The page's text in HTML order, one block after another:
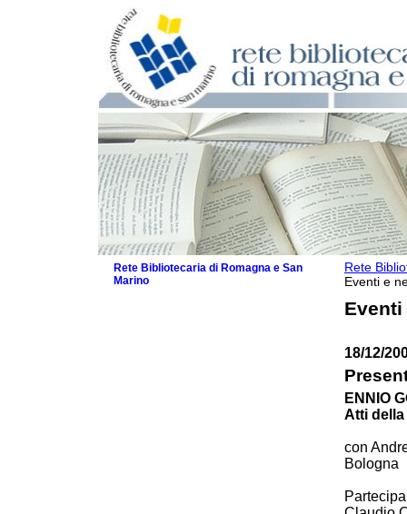
Rete
Eventi e
Eventi
18/12/
ENNIO
Atti della
con
Bologna
Rete Bibliotecaria di Romagna e San
Marino